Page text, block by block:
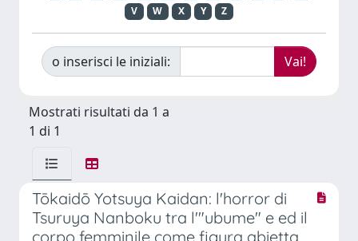
V
W X Y Z
o inserisci le iniziali:
Mostrati risultati da 1 a
1 di 1
Tōkaidō Yotsuya Kaidan: l'horror di
Tsuruya Nanboku tra l'"ubume" e ed il
corpo femminile come figura abietta